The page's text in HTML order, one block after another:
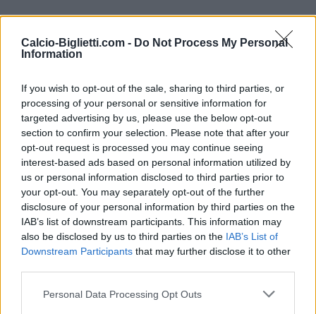
Calcio-Biglietti.com - Do Not Process My Personal
Information
If you wish to opt-out of the sale, sharing to third parties, or
processing of your personal or sensitive information for
targeted advertising by us, please use the below opt-out
section to confirm your selection. Please note that after your
opt-out request is processed you may continue seeing
interest-based ads based on personal information utilized by
us or personal information disclosed to third parties prior to
your opt-out. You may separately opt-out of the further
disclosure of your personal information by third parties on the
IAB’s list of downstream participants. This information may
also be disclosed by us to third parties on the IAB’s List of
Downstream Participants that may further disclose it to other
Personal Data Processing Opt Outs
biglietti per la partita Repubblica Ceca Messico
che si giocherà giovedì 25 giugno 03h00. Siamo
lavorare con i migliori canali di vendita, così da
poter trovare sempre il miglior prezzo per
questa partita di Coppa Del Mondo tra
Repubblica Ceca e Messico.
I migliori canali di vendita dei
biglietti Repubblica Ceca Messico
Le informazioni sui biglietti sono disattivate per
questa partita.